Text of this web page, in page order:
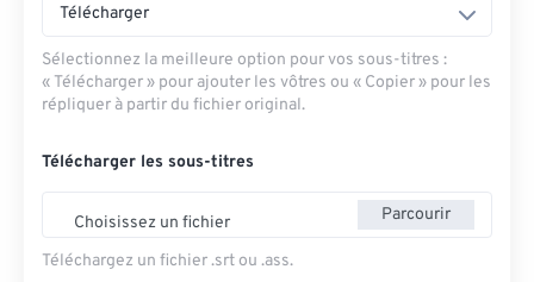
Télécharger
Sélectionnez la meilleure option pour vos sous-titres :
« Télécharger » pour ajouter les vôtres ou « Copier » pour les
répliquer à partir du fichier original.
Télécharger les sous-titres
Choisissez un fichier Parcourir
Téléchargez un fichier .srt ou .ass.